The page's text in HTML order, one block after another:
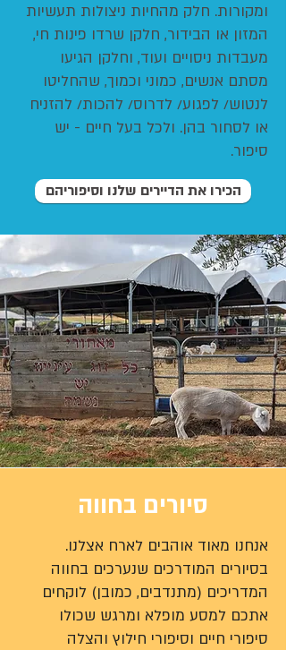
ומקורות. חלק מהחיות ניצולות תעשיות
המזון או הבידור, חלקן שרדו פינות חי,
מעבדות ניסויים ועוד, וחלקן הגיעו
מסתם אנשים, כמוני וכמוך, שהחליטו
לנטוש/ לפגוע/ לדרוס/ להכות/ להזניח
או לסחור בהן. ולכל בעל חיים - יש
סיפור.
הכירו את הדיירים שלנו וסיפוריהם
סיורים בחווה
אנחנו מאוד אוהבים לארח אצלנו.
בסיורים המודרכים שנערכים בחווה
המדריכים (מתנדבים, כמובן) לוקחים
אתכם למסע מופלא ומרגש שכולו
סיפורי חיים וסיפורי חילוץ והצלה